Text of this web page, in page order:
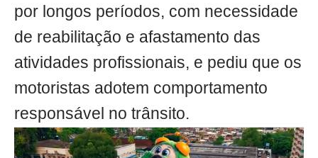
por longos períodos, com necessidade
de reabilitação e afastamento das
atividades profissionais, e pediu que os
motoristas adotem comportamento
responsável no trânsito.